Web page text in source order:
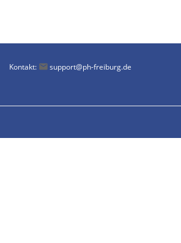
Kontakt:
support@ph-freiburg.de